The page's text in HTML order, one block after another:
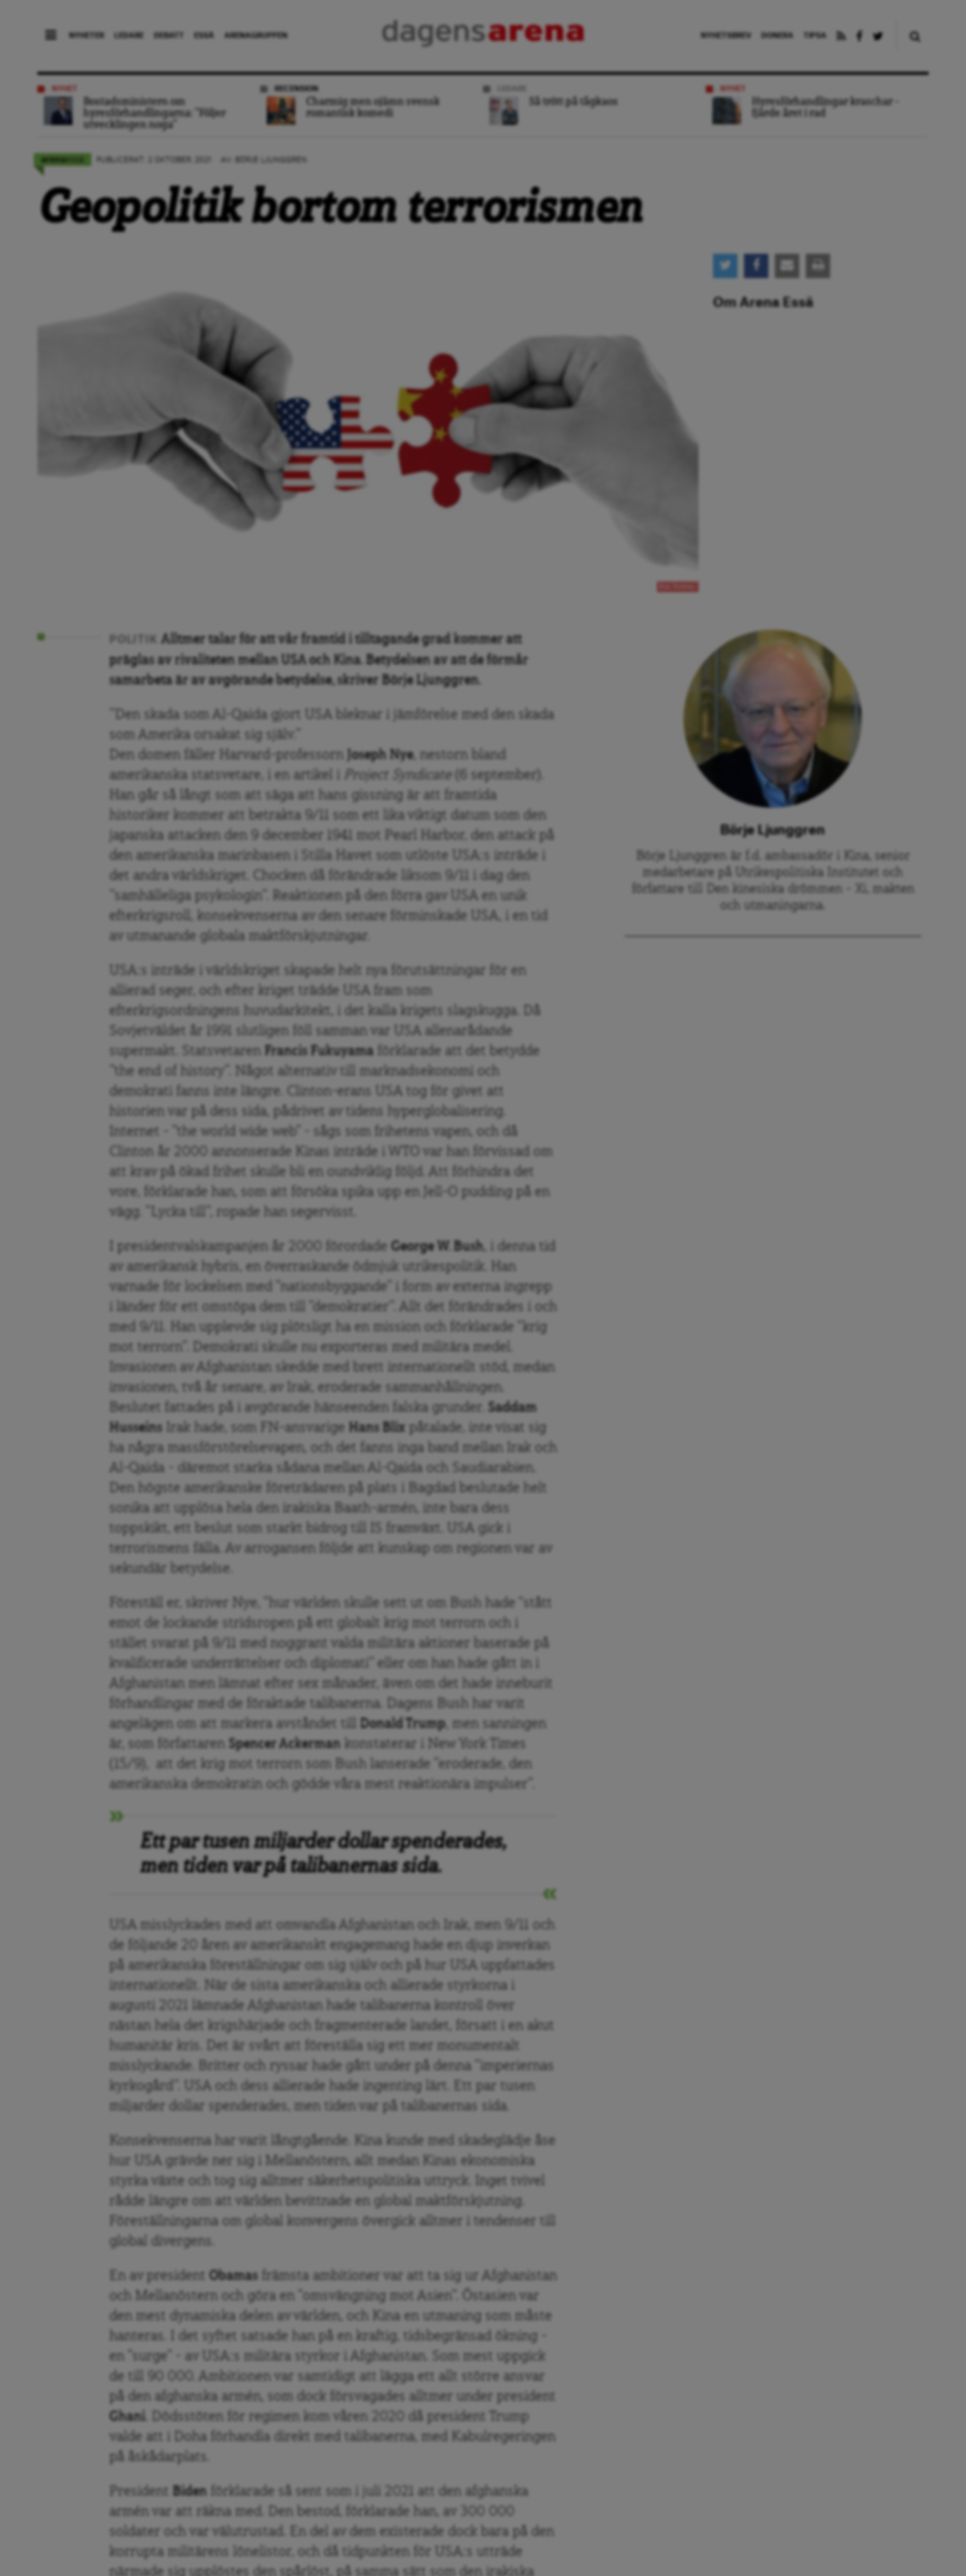
NYHETER LEDARE DEBATT ESSÄ ARENAGRUPPEN NYHETSBREV DONERA TIPSA
NYHET
Bostadsministern om
hyresförhandlingarna: ”Följer
utvecklingen noga”
RECENSION
Charmig men ojämn svensk
romantisk komedi
Så trött på tågkaos
NYHET
Hyresförhandlingar kraschar –
fjärde året i rad
arenaessä
Geopolitik bortom terrorismen
Om Arena Essä
POLITIK
Alltmer talar för att vår framtid i tilltagande grad kommer att
präglas av rivaliteten mellan USA och Kina. Betydelsen av att de förmår
samarbeta är av avgörande betydelse, skriver Börje Ljunggren.
”Den skada som Al-Qaida gjort USA bleknar i jämförelse med den skada
som Amerika orsakat sig själv.”
Den domen fäller Harvard-professorn
Joseph Nye, nestorn bland
amerikanska statsvetare, i en artikel i
Project Syndicate
(6 september).
Han går så långt som att säga att hans gissning är att framtida
historiker kommer att betrakta 9/11 som ett lika viktigt datum som den
japanska attacken den 9 december 1941 mot Pearl Harbor, den attack på
den amerikanska marinbasen i Stilla Havet som utlöste USA:s inträde i
det andra världskriget. Chocken då förändrade liksom 9/11 i dag den
”samhälleliga psykologin”. Reaktionen på den förra gav USA en unik
efterkrigsroll, konsekvenserna av den senare förminskade USA, i en tid
av utmanande globala maktförskjutningar.
USA:s inträde i världskriget skapade helt nya förutsättningar för en
allierad seger, och efter kriget trädde USA fram som
efterkrigsordningens huvudarkitekt, i det kalla krigets slagskugga. Då
Sovjetväldet år 1991 slutligen föll samman var USA allenarådande
supermakt. Statsvetaren Francis Fukuyama förklarade att det betydde
”the end of history”. Något alternativ till marknadsekonomi och
demokrati fanns inte längre. Clinton-erans USA tog för givet att
historien var på dess sida, pådrivet av tidens hyperglobalisering.
Internet – ”the world wide web” – sågs som frihetens vapen, och då
Clinton år 2000 annonserade Kinas inträde i WTO var han förvissad om
att krav på ökad frihet skulle bli en oundviklig följd. Att förhindra det
vore, förklarade han, som att försöka spika upp en Jell-O pudding på en
vägg. ”Lycka till”, ropade han segervisst.
I presidentvalskampanjen år 2000 förordade George W. Bush , i denna tid
av amerikansk hybris, en överraskande ödmjuk utrikespolitik. Han
varnade för lockelsen med ”nationsbyggande” i form av externa ingrepp
i länder för ett omstöpa dem till ”demokratier”. Allt det förändrades i och
med 9/11. Han upplevde sig plötsligt ha en mission och förklarade ”krig
mot terrorn”. Demokrati skulle nu exporteras med militära medel.
Invasionen av Afghanistan skedde med brett internationellt stöd, medan
invasionen, två år senare, av Irak, eroderade sammanhållningen.
Beslutet fattades på i avgörande hänseenden falska grunder.
Saddam
Husseins Irak hade, som FN-ansvarige Hans Blix påtalade, inte visat sig
ha några massförstörelsevapen, och det fanns inga band mellan Irak och
Al-Qaida – däremot starka sådana mellan Al-Qaida och Saudiarabien.
Den högste amerikanske företrädaren på plats i Bagdad beslutade helt
sonika att upplösa hela den irakiska Baath-armén, inte bara dess
toppskikt, ett beslut som starkt bidrog till IS framväxt. USA gick i
terrorismens fälla. Av arrogansen följde att kunskap om regionen var av
sekundär betydelse.
Föreställ er, skriver Nye, ”hur världen skulle sett ut om Bush hade “stått
emot de lockande stridsropen på ett globalt krig mot terrorn och i
stället svarat på 9/11 med noggrant valda militära aktioner baserade på
kvalificerade underrättelser och diplomati” eller om han hade gått in i
Afghanistan men lämnat efter sex månader, även om det hade inneburit
förhandlingar med de föraktade talibanerna. Dagens Bush har varit
angelägen om att markera avståndet till
Donald Trump , men sanningen
är, som författaren
Spencer Ackerman konstaterar i New York Times
(15/9), att det krig mot terrorn som Bush lanserade ”eroderade, den
amerikanska demokratin och gödde våra mest reaktionära impulser”.
Ett par tusen miljarder dollar spenderades,
men tiden var på talibanernas sida.
USA misslyckades med att omvandla Afghanistan och Irak, men 9/11 och
de följande 20 åren av amerikanskt engagemang hade en djup inverkan
på amerikanska föreställningar om sig själv och på hur USA uppfattades
internationellt. När de sista amerikanska och allierade styrkorna i
augusti 2021 lämnade Afghanistan hade talibanerna kontroll över
nästan hela det krigshärjade och fragmenterade landet, försatt i en akut
humanitär kris. Det är svårt att föreställa sig ett mer monumentalt
misslyckande. Britter och ryssar hade gått under på denna ”imperiernas
kyrkogård”. USA och dess allierade hade ingenting lärt. Ett par tusen
miljarder dollar spenderades, men tiden var på talibanernas sida.
Konsekvenserna har varit långtgående. Kina kunde med skadeglädje åse
hur USA grävde ner sig i Mellanöstern, allt medan Kinas ekonomiska
styrka växte och tog sig alltmer säkerhetspolitiska uttryck. Inget tvivel
rådde längre om att världen bevittnade en global maktförskjutning.
Föreställningarna om global konvergens övergick alltmer i tendenser till
global divergens.
En av president Obamas främsta ambitioner var att ta sig ur Afghanistan
och Mellanöstern och göra en ”omsvängning mot Asien”. Östasien var
den mest dynamiska delen av världen, och Kina en utmaning som måste
hanteras. I det syftet satsade han på en kraftig, tidsbegränsad ökning –
en ”surge” – av USA:s militära styrkor i Afghanistan. Som mest uppgick
de till 90 000. Ambitionen var samtidigt att lägga ett allt större ansvar
på den afghanska armén, som dock försvagades alltmer under president
Ghani
. Dödsstöten för regimen kom våren 2020 då president Trump
valde att i Doha förhandla direkt med talibanerna, med Kabulregeringen
på åskådarplats.
President Biden förklarade så sent som i juli 2021 att den afghanska
armén var att räkna med. Den bestod, förklarade han, av 300 000
soldater och var välutrustad. En del av dem existerade dock bara på den
korrupta militärens lönelistor, och då tidpunkten för USA:s utträde
närmade sig upplöstes den spårlöst, på samma sätt som den irakiska
Börje Ljunggren
Börje Ljunggren är f.d. ambassadör i Kina, senior
medarbetare på Utrikespolitiska Institutet och
författare till Den kinesiska drömmen – Xi, makten
och utmaningarna.